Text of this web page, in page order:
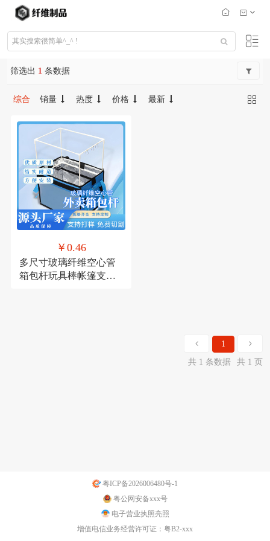
筛选出 1 条数据
综合 销量 热度 价格 最新
￥0.46
多尺寸玻璃纤维空心管
箱包杆玩具棒帐篷支撑
1
共 1 条数据
共 1 页
粤ICP备2026006480号-1
粤公网安备xxx号
电子营业执照亮照
增值电信业务经营许可证：粤B2-xxx